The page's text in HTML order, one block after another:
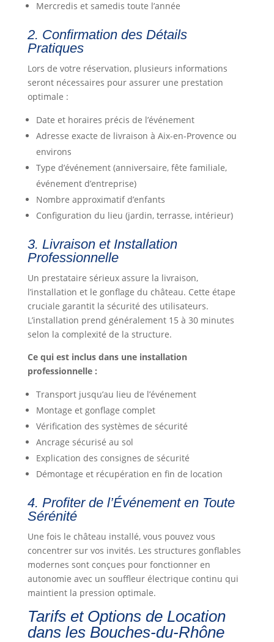
Mercredis et samedis toute l’année
2. Confirmation des Détails
Pratiques
Lors de votre réservation, plusieurs informations
seront nécessaires pour assurer une prestation
optimale :
Date et horaires précis de l’événement
Adresse exacte de livraison à Aix-en-Provence ou
environs
Type d’événement (anniversaire, fête familiale,
événement d’entreprise)
Nombre approximatif d’enfants
Configuration du lieu (jardin, terrasse, intérieur)
3. Livraison et Installation
Professionnelle
Un prestataire sérieux assure la livraison,
l’installation et le gonflage du château. Cette étape
cruciale garantit la sécurité des utilisateurs.
L’installation prend généralement 15 à 30 minutes
selon la complexité de la structure.
Ce qui est inclus dans une installation
professionnelle :
Transport jusqu’au lieu de l’événement
Montage et gonflage complet
Vérification des systèmes de sécurité
Ancrage sécurisé au sol
Explication des consignes de sécurité
Démontage et récupération en fin de location
4. Profiter de l’Événement en Toute
Sérénité
Une fois le château installé, vous pouvez vous
concentrer sur vos invités. Les structures gonflables
modernes sont conçues pour fonctionner en
autonomie avec un souffleur électrique continu qui
maintient la pression optimale.
Tarifs et Options de Location
dans les Bouches-du-Rhône